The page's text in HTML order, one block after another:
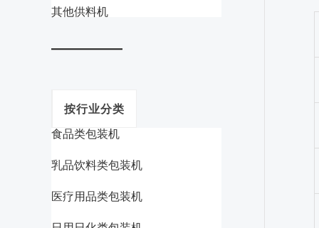
其他供料机
按行业分类
食品类包装机
乳品饮料类包装机
医疗用品类包装机